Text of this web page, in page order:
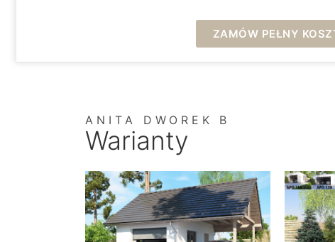
ZAMÓW PEŁNY
ANITA DWOREK B
Warianty